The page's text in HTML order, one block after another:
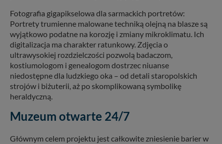
Fotografia gigapikselowa dla sarmackich portretów:
Portrety trumienne malowane techniką olejną na blasze są
wyjątkowo podatne na korozję i zmiany mikroklimatu. Ich
digitalizacja ma charakter ratunkowy. Zdjęcia o
ultrawysokiej rozdzielczości pozwolą badaczom,
kostiumologom i genealogom dostrzec niuanse
niedostępne dla ludzkiego oka – od detali staropolskich
strojów i biżuterii, aż po skomplikowaną symbolikę
heraldyczną.
Muzeum otwarte 24/7
Głównym celem projektu jest całkowite zniesienie barier w